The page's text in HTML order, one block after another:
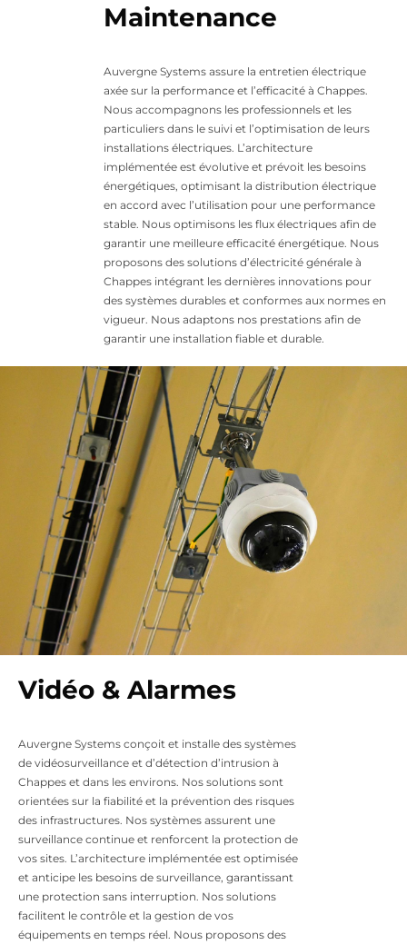
Maintenance
Auvergne Systems assure la entretien électrique
axée sur la performance et l’efficacité à Chappes.
Nous accompagnons les professionnels et les
particuliers dans le suivi et l’optimisation de leurs
installations électriques. L’architecture
implémentée est évolutive et prévoit les besoins
énergétiques, optimisant la distribution électrique
en accord avec l’utilisation pour une performance
stable. Nous optimisons les flux électriques afin de
garantir une meilleure efficacité énergétique. Nous
proposons des solutions d’électricité générale à
Chappes intégrant les dernières innovations pour
des systèmes durables et conformes aux normes en
vigueur. Nous adaptons nos prestations afin de
garantir une installation fiable et durable.
Vidéo & Alarmes
Auvergne Systems conçoit et installe des systèmes
de vidéosurveillance et d’détection d’intrusion à
Chappes et dans les environs. Nos solutions sont
orientées sur la fiabilité et la prévention des risques
des infrastructures. Nos systèmes assurent une
surveillance continue et renforcent la protection de
vos sites. L’architecture implémentée est optimisée
et anticipe les besoins de surveillance, garantissant
une protection sans interruption. Nos solutions
facilitent le contrôle et la gestion de vos
équipements en temps réel. Nous proposons des